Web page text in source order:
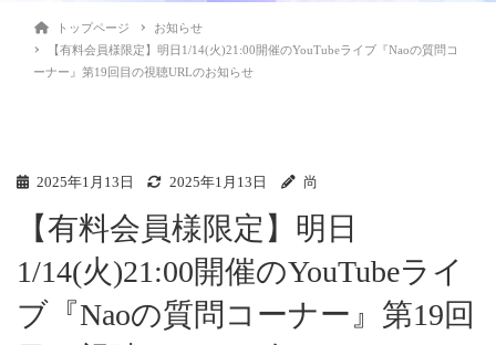
トップページ
お知らせ
【有料会員様限定】明日1/14(火)21:00開催のYouTubeライブ『Naoの質問コ
ーナー』第19回目の視聴URLのお知らせ
2025年1月13日 2025年1月13日 尚
【有料会員様限定】明日
1/14(火)21:00開催のYouTubeライ
ブ『Naoの質問コーナー』第19回